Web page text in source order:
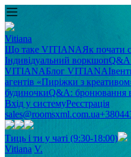
Vitiana
Що таке VITIANAЯк почати
Індивідуальний воркшопQ&A:
VITIANAБлог VITIANA
агентів «Пиріжки з
будиночкиQ&A: бронювання
Вхід у системуРеєстрація
sales@roomsxml.com.ua
Тиць і ти у чаті (9:30-18:00)
Vitiana V.